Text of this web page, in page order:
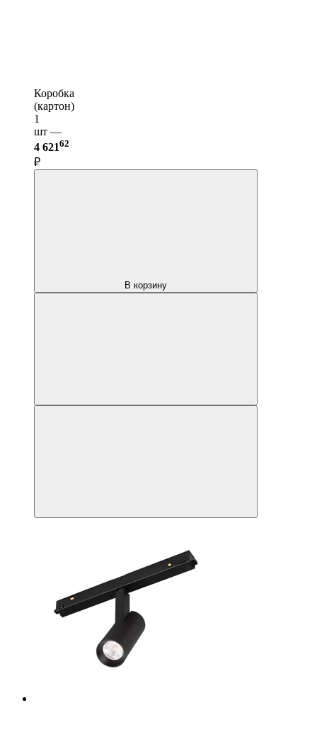
Коробка
(картон)
1
шт —
4 62162
₽
В корзину